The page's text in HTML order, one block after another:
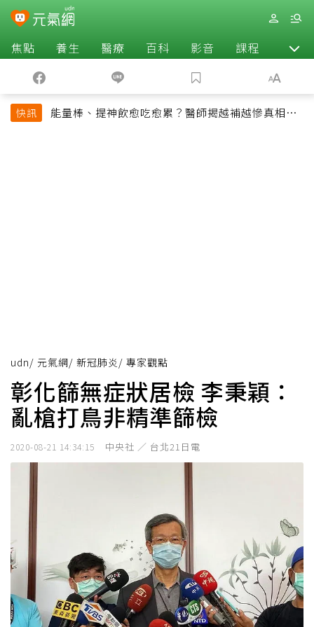
焦點 養生 醫療 百科 影音 課程 退休
快訊
能量棒、提神飲愈吃愈累？醫師揭越補越慘真相：
udn/ 元氣網/ 新冠肺炎 / 專家觀點
彰化篩無症狀居檢 李秉穎：
亂槍打鳥非精準篩檢
2020-08-21 14:34:15 中央社 ／ 台北21日電